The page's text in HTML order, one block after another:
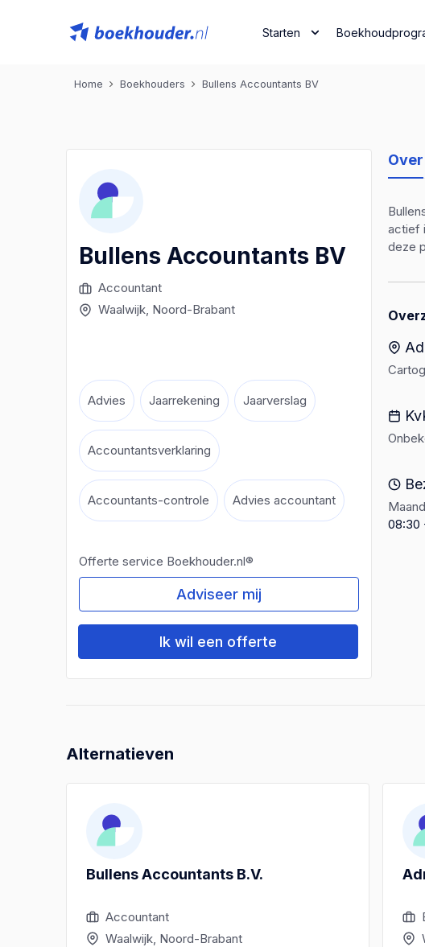
Starten
Home Boekhouders Bullens Accountants BV
Bullens Accountants BV
Accountant
Waalwijk, Noord-Brabant
Advies Jaarrekening Jaarverslag
Accountantsverklaring
Accountants-controle Advies accountant
Offerte service Boekhouder.nl®
Adviseer mij
Ik wil een offerte
Over
actief
deze
08:30
Alternatieven
Bullens Accountants B.V.
Accountant
Waalwijk, Noord-Brabant